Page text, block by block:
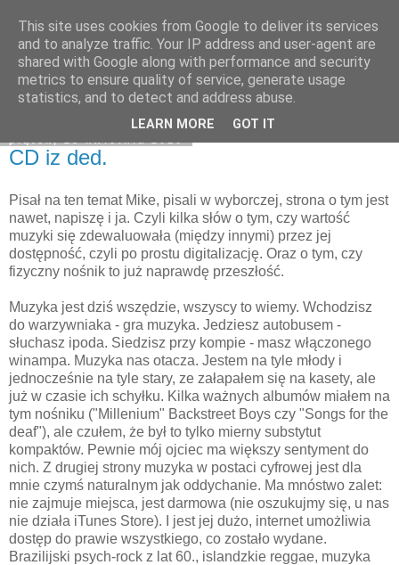
Na obrzeżach
CD iz ded.
Pisał na ten temat Mike, pisali w wyborczej, strona o tym jest
nawet, napiszę i ja. Czyli kilka słów o tym, czy wartość
muzyki się zdewaluowała (między innymi) przez jej
dostępność, czyli po prostu digitalizację. Oraz o tym, czy
fizyczny nośnik to już naprawdę przeszłość.
Muzyka jest dziś wszędzie, wszyscy to wiemy. Wchodzisz
do warzywniaka - gra muzyka. Jedziesz autobusem -
słuchasz ipoda. Siedzisz przy kompie - masz włączonego
winampa. Muzyka nas otacza. Jestem na tyle młody i
jednocześnie na tyle stary, ze załapałem się na kasety, ale
już w czasie ich schyłku. Kilka ważnych albumów miałem na
tym nośniku ("Millenium" Backstreet Boys czy "Songs for the
deaf"), ale czułem, że był to tylko mierny substytut
kompaktów. Pewnie mój ojciec ma większy sentyment do
nich. Z drugiej strony muzyka w postaci cyfrowej jest dla
mnie czymś naturalnym jak oddychanie. Ma mnóstwo zalet:
nie zajmuje miejsca, jest darmowa (nie oszukujmy się, u nas
nie działa iTunes Store). I jest jej dużo, internet umożliwia
dostęp do prawie wszystkiego, co zostało wydane.
Brazilijski psych-rock z lat 60., islandzkie reggae, muzyka
This site uses cookies from Google to deliver its services
and to analyze traffic. Your IP address and user-agent are
shared with Google along with performance and security
metrics to ensure quality of service, generate usage
statistics, and to detect and address abuse.
LEARN MORE GOT IT